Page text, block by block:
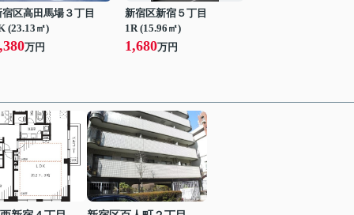
宿区高田馬場３丁目
(23.13㎡)
万円
新宿区新宿５丁目
1R (15.96㎡)
1,680万円